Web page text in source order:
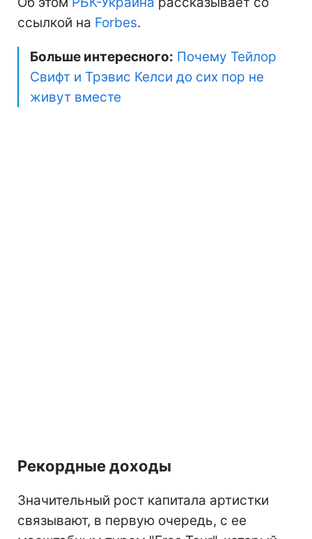
ссылкой на Forbes.
Больше интересного: Почему Тейлор
Свифт и Трэвис Келси до сих пор не
живут вместе
Рекордные доходы
Значительный рост капитала артистки
связывают, в первую очередь, с ее